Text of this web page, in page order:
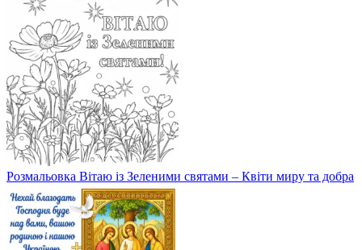
Розмальовка Вітаю із Зеленими святами – Квіти миру та добра